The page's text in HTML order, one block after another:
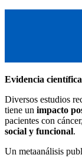
Evidencia
Diversos estudios
tiene un impacto
pacientes con
social y funcional.
Un metaanálisis